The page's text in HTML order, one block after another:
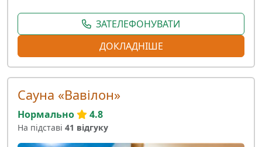
ЗАТЕЛЕФОНУВАТИ
ДОКЛАДНІШЕ
Сауна «Вавілон»
Нормально 4.8
На підставі 41 відгуку